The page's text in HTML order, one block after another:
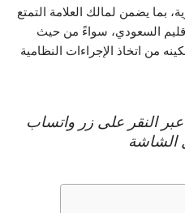
بما يضمن لمالك العلامة التمتع
السعودي، سواءً من حيث
من اتخاذ الإجراءات النظامية
عبر النقر على زر واتساب
الشاشة